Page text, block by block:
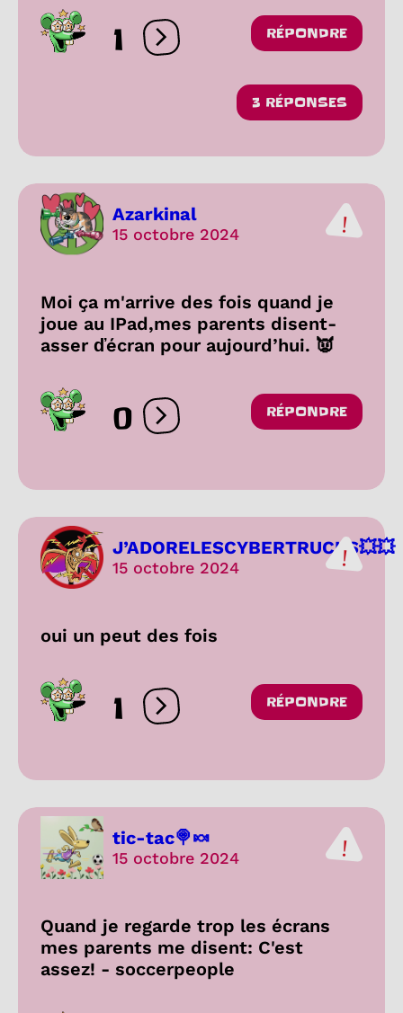
1 Ouvrir les réactions
RÉPONDRE
3 RÉPONSES
Azarkinal
15 octobre 2024
Moi ça m'arrive des fois quand je
joue au IPad,mes parents disent-
asser ďécran pour aujourd’hui. 👿
0 Ouvrir les réactions
RÉPONDRE
J’ADORELESCYBERTRUCKS💥💥
15 octobre 2024
oui un peut des fois
1 Ouvrir les réactions
RÉPONDRE
tic-tac🍭🍬
15 octobre 2024
Quand je regarde trop les écrans
mes parents me disent: C'est
assez! - soccerpeople